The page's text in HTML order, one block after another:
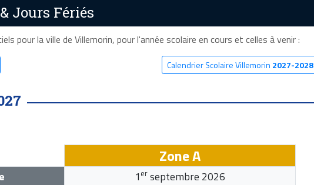
Jours Fériés
pour la ville de Villemorin, pour l'année scolaire en cours et celles à venir :
Calendrier Scolaire Villemorin 2027-2028
Zone A
1 er septembre 2026